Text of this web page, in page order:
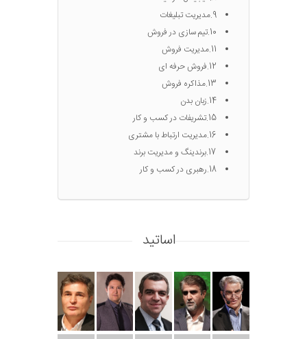
9.مدیریت تبلیغات
10.تیم سازی در فروش
11.مدیریت فروش
12.فروش حرفه ای
13.مذاکره فروش
14.زبان بدن
15.تشریفات در کسب و کار
16.مدیریت ارتباط با مشتری
17.برندینگ و مدیریت برند
18.رهبری در کسب و کار
اساتید